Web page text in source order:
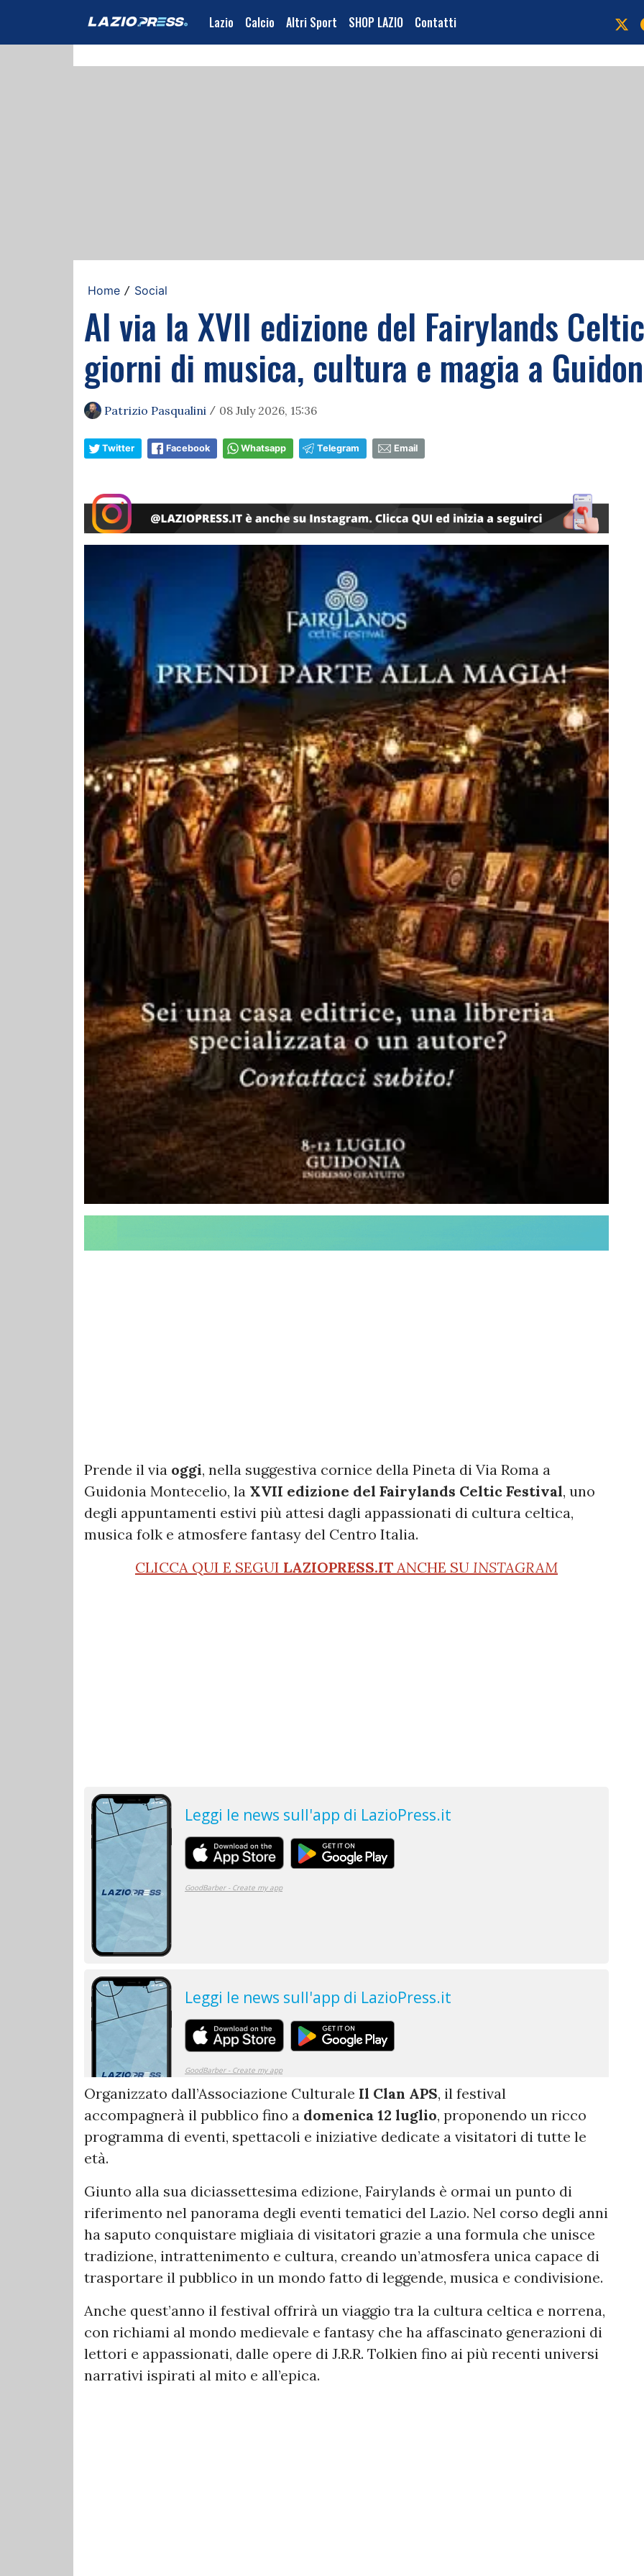
Lazio Calcio Altri Sport SHOP LAZIO Contatti
Home / Social
Al via la XVII edizione del Fairylands
giorni di musica, cultura e magia a
Patrizio Pasqualini / 08 July 2026, 15:36
Twitter Facebook Whatsapp Telegram Email
Prende il via oggi, nella suggestiva cornice della Pineta di Via Roma a
Guidonia Montecelio, la XVII edizione del Fairylands Celtic Festival, uno
degli appuntamenti estivi più attesi dagli appassionati di cultura celtica,
musica folk e atmosfere fantasy del Centro Italia.
CLICCA QUI E SEGUI LAZIOPRESS.IT ANCHE SU INSTAGRAM
Organizzato dall’Associazione Culturale Il Clan APS, il festival
accompagnerà il pubblico fino a domenica 12 luglio, proponendo un ricco
programma di eventi, spettacoli e iniziative dedicate a visitatori di tutte le
età.
Giunto alla sua diciassettesima edizione, Fairylands è ormai un punto di
riferimento nel panorama degli eventi tematici del Lazio. Nel corso degli anni
ha saputo conquistare migliaia di visitatori grazie a una formula che unisce
tradizione, intrattenimento e cultura, creando un’atmosfera unica capace di
trasportare il pubblico in un mondo fatto di leggende, musica e condivisione.
Anche quest’anno il festival offrirà un viaggio tra la cultura celtica e norrena,
con richiami al mondo medievale e fantasy che ha affascinato generazioni di
lettori e appassionati, dalle opere di J.R.R. Tolkien fino ai più recenti universi
narrativi ispirati al mito e all’epica.